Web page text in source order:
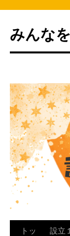
みんな
トッ
設立